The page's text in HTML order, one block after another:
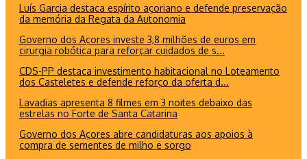
Luís Garcia destaca espírito açoriano e defende preservação
da memória da Regata da Autonomia
Governo dos Açores investe 3,8 milhões de euros em
cirurgia robótica para reforçar cuidados de s...
CDS-PP destaca investimento habitacional no Loteamento
dos Casteletes e defende reforço da oferta d...
Lavadias apresenta 8 filmes em 3 noites debaixo das
estrelas no Forte de Santa Catarina
Governo dos Açores abre candidaturas aos apoios à
compra de sementes de milho e sorgo